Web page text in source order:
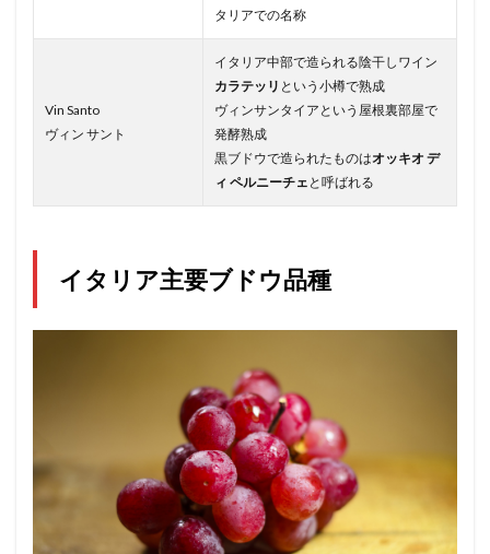
タリアでの名称
Vin Santo
ヴィン サント
イタリア中部で造られる陰干しワイン
カラテッリ という小樽で熟成
ヴィンサンタイアという屋根裏部屋で
発酵熟成
黒ブドウで造られたものはオッキオ デ
ィ ペルニーチェ と呼ばれる
イタリア主要ブドウ品種